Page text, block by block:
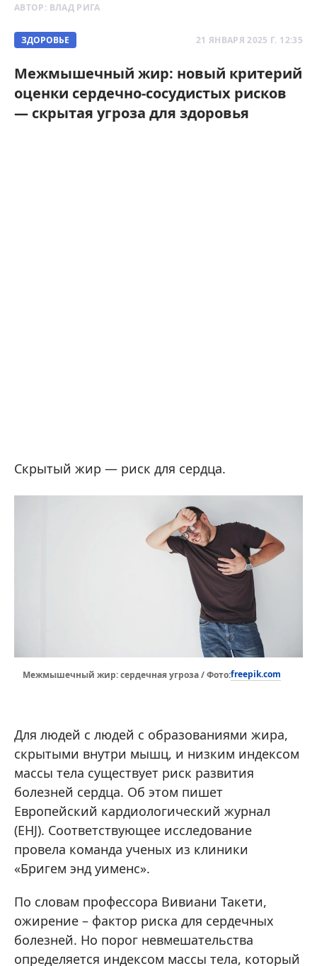
АВТОР: ВЛАД РИГА
ЗДОРОВЬЕ 21 ЯНВАРЯ 2025 Г. 12:35
Межмышечный жир: новый критерий
оценки сердечно-сосудистых рисков
— скрытая угроза для здоровья
Скрытый жир — риск для сердца.
Межмышечный жир: сердечная угроза / Фото:freepik.com
Для людей с людей с образованиями жира,
скрытыми внутри мышц, и низким индексом
массы тела существует риск развития
болезней сердца. Об этом пишет
Европейский кардиологический журнал
(EHJ). Соответствующее исследование
провела команда ученых из клиники
«Бригем энд уименс».
По словам профессора Вивиани Такети,
ожирение – фактор риска для сердечных
болезней. Но порог невмешательства
определяется индексом массы тела, который